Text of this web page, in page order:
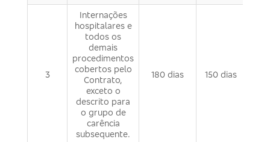
3
Internações
hospitalares e
todos os
demais
procedimentos
cobertos pelo
Contrato,
exceto o
descrito para
o grupo de
carência
subsequente.
180 dias 150 dias